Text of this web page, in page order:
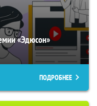
«Эдюсон»
ПОДРОБНЕЕ